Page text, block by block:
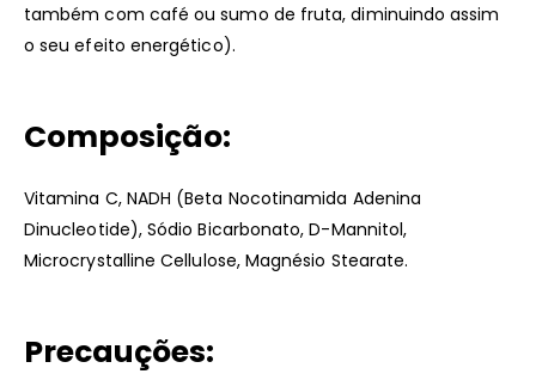
também com café ou sumo de fruta, diminuindo assim
o seu efeito energético).
Composição:
Vitamina C, NADH (Beta Nocotinamida Adenina
Dinucleotide), Sódio Bicarbonato, D-Mannitol,
Microcrystalline Cellulose, Magnésio Stearate.
Precauções: